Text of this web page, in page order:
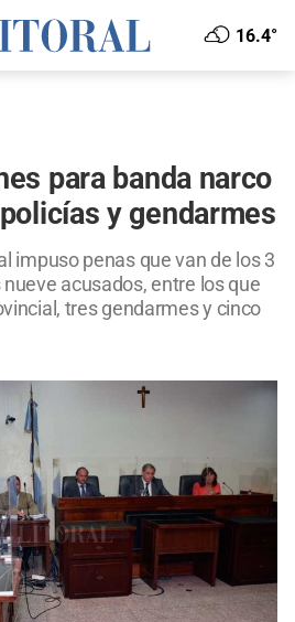
16.4°
para banda narco
y gendarmes
impuso penas que van de los 3
acusados, entre los que
tres gendarmes y cinco